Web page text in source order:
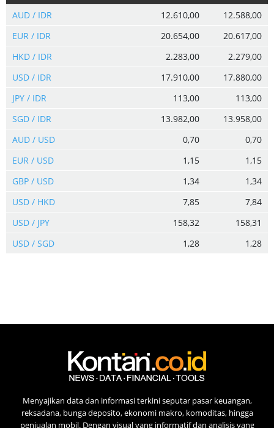
AUD / IDR
12.610,00
12.588,00
EUR / IDR
20.654,00
20.617,00
HKD / IDR
2.283,00
2.279,00
USD / IDR
17.910,00
17.880,00
JPY / IDR
113,00
113,00
SGD / IDR
13.982,00
13.958,00
AUD / USD
0,70
0,70
EUR / USD
1,15
1,15
GBP / USD
1,34
1,34
USD / HKD
7,85
7,84
USD / JPY
158,32
158,31
USD / SGD
1,28 1,28
Menyajikan data dan informasi terkini seputar pasar keuangan,
reksadana, bunga deposito, ekonomi makro, komoditas, hingga
penjualan mobil. Dengan visual yang informatif dan analisis yang